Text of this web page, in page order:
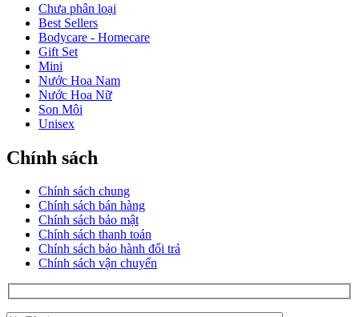
Chưa phân loại
Best Sellers
Bodycare - Homecare
Gift Set
Mini
Nước Hoa Nam
Nước Hoa Nữ
Son Môi
Unisex
Chính sách
Chính sách chung
Chính sách bán hàng
Chính sách bảo mật
Chính sách thanh toán
Chính sách bảo hành đổi trả
Chính sách vận chuyển